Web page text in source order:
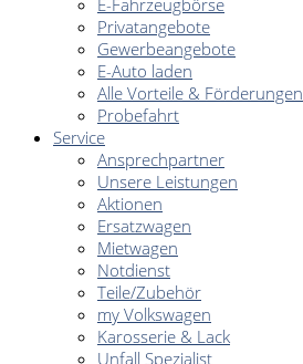
E-Fahrzeugbörse
Privatangebote
Gewerbeangebote
E-Auto laden
Alle Vorteile & Förderungen
Probefahrt
Service
Ansprechpartner
Unsere Leistungen
Aktionen
Ersatzwagen
Mietwagen
Notdienst
Teile/Zubehör
my Volkswagen
Karosserie & Lack
Unfall Spezialist